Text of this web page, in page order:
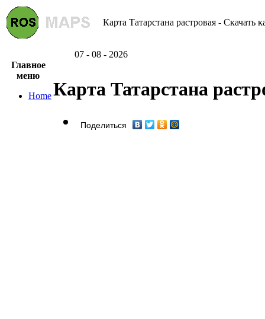
Карта Татарстана растровая - Скачать
07 - 08 - 2026
Главное
меню
HomeКарта Татарстана
Поделиться